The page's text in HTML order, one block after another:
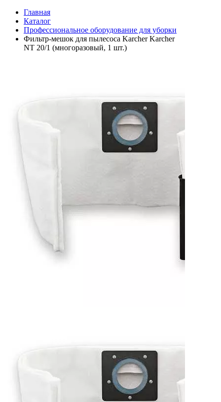
Главная
Каталог
Профессиональное оборудование для уборки
Фильтр-мешок для пылесоса Karcher Karcher
NT 20/1 (многоразовый, 1 шт.)